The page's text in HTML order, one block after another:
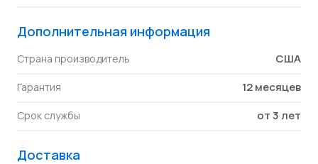
Дополнительная информация
Страна производитель США
Гарантия 12 месяцев
Срок службы от 3 лет
Доставка